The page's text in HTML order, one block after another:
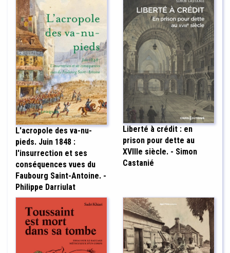
L'acropole des va-nu-
pieds. Juin 1848 :
l'insurrection et ses
conséquences vues du
Faubourg Saint-Antoine. -
Philippe Darriulat
Liberté à crédit : en
prison pour dette au
XVIIIe siècle. - Simon
Castanié